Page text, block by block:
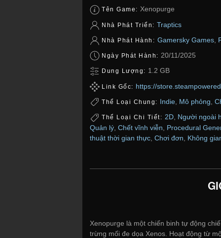
Tên Game: Xenopurge
Nhà Phát Triển: Traptics
Nhà Phát Hành: Gamersky Games,
Ngày Phát Hành: 20/11/2025
Dung Lượng: 1.2 GB
Link Gốc: https://
Thể Loại Chung: Indie Mô phỏng
Thể Loại Chi Tiết: 2D, Người ngoài
Quản lý Chết vĩnh viễn
Procedural
thuật thời gian thực Chơi đơn Không
Xenopurge là một chiến binh tự động
trừng mối đe dọa Xenos. Hoạt động từ